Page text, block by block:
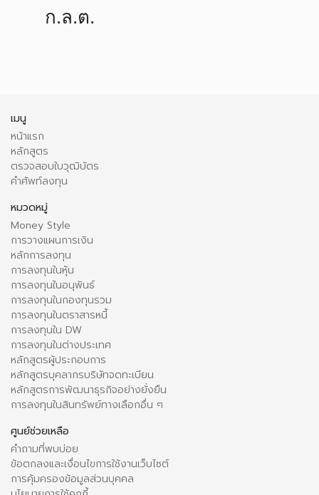
ก.ล.ต.
เมนู
หน้าแรก
หลักสูตร
ตรวจสอบใบวุฒิบัตร
คำศัพท์ลงทุน
หมวดหมู่
Money Style
การวางแผนการเงิน
หลักการลงทุน
การลงทุนในหุ้น
การลงทุนในอนุพันธ์
การลงทุนในกองทุนรวม
การลงทุนในตราสารหนี้
การลงทุนใน DW
การลงทุนในต่างประเทศ
หลักสูตรผู้ประกอบการ
หลักสูตรบุคลากรบริษัทจดทะเบียน
หลักสูตรการพัฒนาธุรกิจอย่างยั่งยืน
การลงทุนในสินทรัพย์ทางเลือกอื่น ๆ
ศูนย์ช่วยเหลือ
คำถามที่พบบ่อย
ข้อตกลงและเงื่อนไขการใช้งานเว็บไซต์
การคุ้มครองข้อมูลส่วนบุคคล